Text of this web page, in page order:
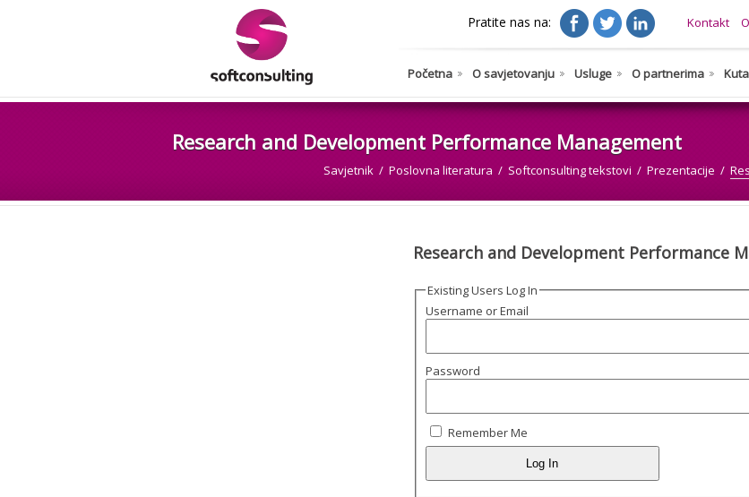
Pratite nas na: Kontakt
Početna O savjetovanju Usluge O partnerima
Research and Development Performance Management
Savjetnik Poslovna literatura Softconsulting tekstovi Prezentacije
Research and Development Performance
Existing Users Log In
Username or Email
Password
Remember Me